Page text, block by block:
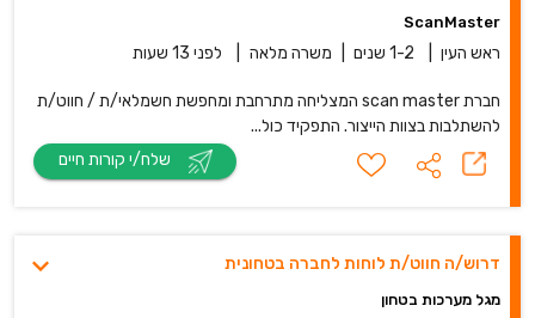
ScanMaster
ראש העין 1-2 שנים משרה מלאה לפני 13 שעות
חברת scan master המצליחה מתרחבת ומחפשת חשמלאי/ת / חווט/ת
להשתלבות בצוות הייצור. התפקיד כול...
דרוש/ה חווט/ת לוחות לחברה בטחונית
מגל מערכות בטחון